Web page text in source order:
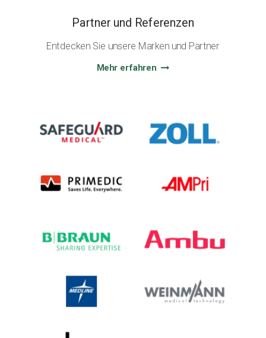
Partner und Referenzen
Entdecken Sie unsere Marken und Partner
Mehr erfahren